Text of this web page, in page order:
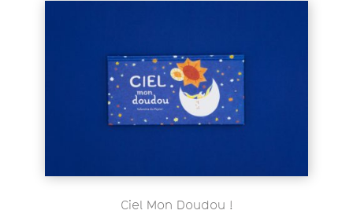
Ciel Mon Doudou !